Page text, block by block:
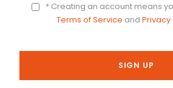
* Creating an account means
Terms of Service and